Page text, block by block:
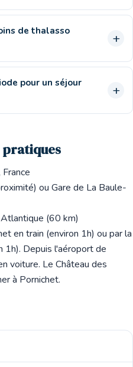
de thalasso
pour un séjour
ou Gare de La Baule-
(60 km)
en train (environ 1h) ou par la
Depuis l'aéroport de
voiture. Le Château des
à Pornichet.